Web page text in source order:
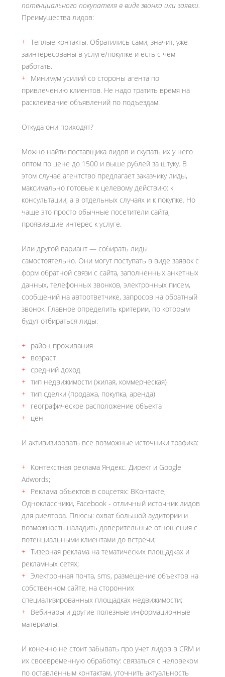
потенциального покупателя в виде звонка или заявки.
Преимущества лидов:
Теплые контакты. Обратились сами, значит, уже
заинтересованы в услуге/покупке и есть с чем
работать.
Минимум усилий со стороны агента по
привлечению клиентов. Не надо тратить время на
расклеивание объявлений по подъездам.
Откуда они приходят?
Можно найти поставщика лидов и скупать их у него
оптом по цене до 1500 и выше рублей за штуку. В
этом случае агентство предлагает заказчику лиды,
максимально готовые к целевому действию: к
консультации, а в отдельных случаях и к покупке. Но
чаще это просто обычные посетители сайта,
проявившие интерес к услуге.
Или другой вариант — собирать лиды
самостоятельно. Они могут поступать в виде заявок с
форм обратной связи с сайта, заполненных анкетных
данных, телефонных звонков, электронных писем,
сообщений на автоответчике, запросов на обратный
звонок. Главное определить критерии, по которым
будут отбираться лиды:
район проживания
возраст
средний доход
тип недвижимости (жилая, коммерческая)
тип сделки (продажа, покупка, аренда)
географическое расположение объекта
цен
И активизировать все возможные источники трафика:
Контекстная реклама Яндекс. Директ и Google
Adwords;
Реклама объектов в соцсетях: ВКонтакте,
Одноклассники, Facebook - отличный источник лидов
для риелтора. Плюсы: охват большой аудитории и
возможность наладить доверительные отношения с
потенциальными клиентами до встречи;
Тизерная реклама на тематических площадках и
рекламных сетях;
Электронная почта, sms, размещение объектов на
собственном сайте, на сторонних
специализированных площадках недвижимости;
Вебинары и другие полезные информационные
материалы.
И конечно не стоит забывать про учет лидов в CRM и
их своевременную обработку: связаться с человеком
по оставленным контактам, уточнить актуальность